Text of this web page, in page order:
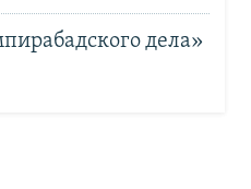
дела»